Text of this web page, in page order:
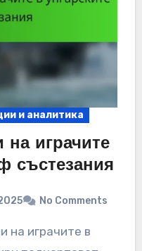
и аналитика
на играчите
състезания
No Comments